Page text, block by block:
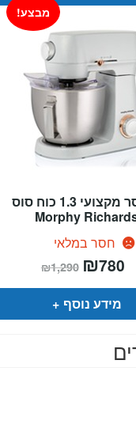
מיקסר מקצועי 1.3 כוח סוס
Morphy
חסר במלאי
מבצע!
₪1,290 המחיר
המקורי
היה:
₪780
מידע נוסף